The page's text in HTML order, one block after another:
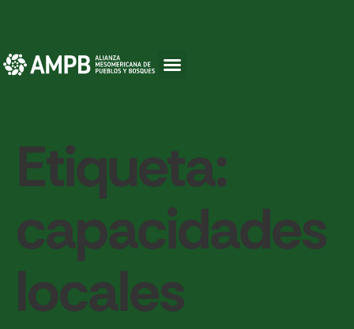
Etiqueta:
capacidades
locales